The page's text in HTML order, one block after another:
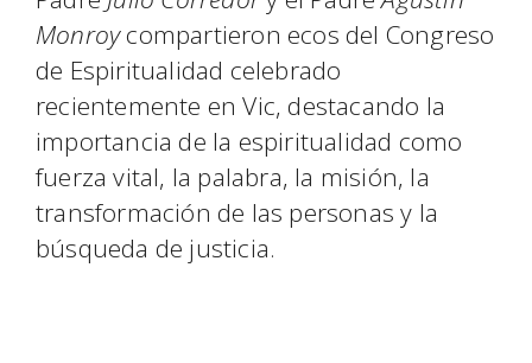
Monroycompartieron ecos del Congreso
de Espiritualidad celebrado
recientemente en Vic, destacando la
importancia de la espiritualidad como
fuerza vital, la palabra, la misión, la
transformación de las personas y la
búsqueda de justicia.